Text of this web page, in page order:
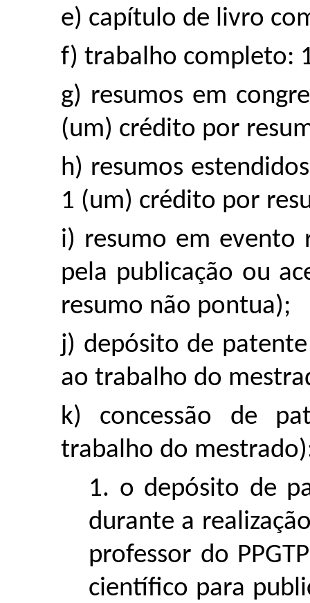
e) capítulo de livro
f) trabalho completo:
g) resumos em
(um) crédito por
h) resumos
1 (um) crédito por
i) resumo em evento
pela publicação ou
resumo não pontua);
j) depósito de
ao trabalho do
k) concessão de
trabalho do
1. o depósito de
durante a
professor do
científico para